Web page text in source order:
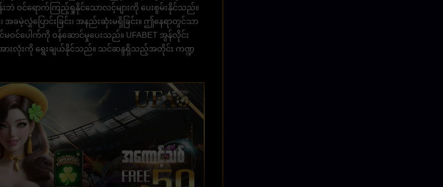
ဘဲ ဝင်ရောက်ကြည့်ရှုနိုင်သောလင့်များကို ပေးစွမ်းနိုင်သည်။
အခမဲ့လွှဲပြောင်းခြင်း၊ အနည်းဆုံးမရှိခြင်း။ ဤနေရာတွင်သာ
ပေါက်ကို ဝန်ဆောင်မှုပေးသည်။ UFABET အွန်လိုင်း
အားလုံးကို ရွေးချယ်နိုင်သည်။ သင်ဆန္ဒရှိသည့်အတိုင်း ကဏ္ဍ